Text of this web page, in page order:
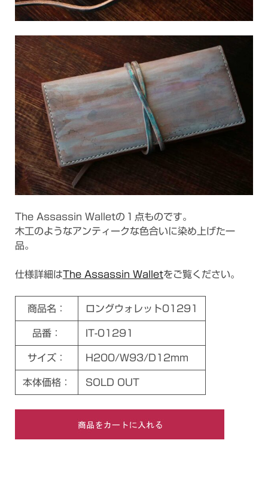
The Assassin Walletの１点ものです。
木工のようなアンティークな色合いに染め上げた一
品。
仕様詳細はThe Assassin Walletをご覧ください。
商品名： ロングウォレット01291
品番： IT-01291
サイズ： H200/W93/D12mm
本体価格： SOLD OUT